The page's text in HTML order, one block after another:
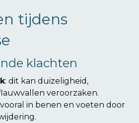
tijdens
klachten
: dit kan duizeligheid,
veroorzaken.
vooral in benen en voeten door